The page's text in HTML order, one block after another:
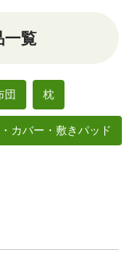
一覧
団 枕
カバー・敷きパッド